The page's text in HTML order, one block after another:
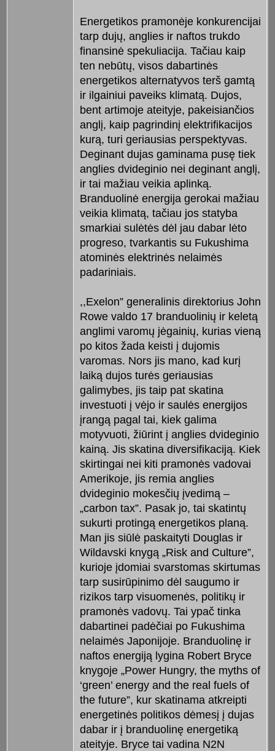
Energetikos pramonėje konkurencijai
tarp dujų, anglies ir naftos trukdo
finansinė spekuliacija. Tačiau kaip
ten nebūtų, visos dabartinės
energetikos alternatyvos terš gamtą
ir ilgainiui paveiks klimatą. Dujos,
bent artimoje ateityje, pakeisiančios
anglį, kaip pagrindinį elektrifikacijos
kurą, turi geriausias perspektyvas.
Deginant dujas gaminama pusę tiek
anglies dvideginio nei deginant anglį,
ir tai mažiau veikia aplinką.
Branduolinė energija gerokai mažiau
veikia klimatą, tačiau jos statyba
smarkiai sulėtės dėl jau dabar lėto
progreso, tvarkantis su Fukushima
atominės elektrinės nelaimės
padariniais.
,,Exelon” generalinis direktorius John
Rowe valdo 17 branduolinių ir keletą
anglimi varomų jėgainių, kurias vieną
po kitos žada keisti į dujomis
varomas. Nors jis mano, kad kurį
laiką dujos turės geriausias
galimybes, jis taip pat skatina
investuoti į vėjo ir saulės energijos
įrangą pagal tai, kiek galima
motyvuoti, žiūrint į anglies dvideginio
kainą. Jis skatina diversifikaciją. Kiek
skirtingai nei kiti pramonės vadovai
Amerikoje, jis remia anglies
dvideginio mokesčių įvedimą –
„carbon tax”. Pasak jo, tai skatintų
sukurti protingą energetikos planą.
Man jis siūlė paskaityti Douglas ir
Wildavski knygą „Risk and Culture”,
kurioje įdomiai svarstomas skirtumas
tarp susirūpinimo dėl saugumo ir
rizikos tarp visuomenės, politikų ir
pramonės vadovų. Tai ypač tinka
dabartinei padėčiai po Fukushima
nelaimės Japonijoje. Branduolinę ir
naftos energiją lygina Robert Bryce
knygoje „Power Hungry, the myths of
‘green’ energy and the real fuels of
the future”, kur skatinama atkreipti
energetinės politikos dėmesį į dujas
dabar ir į branduolinę energetiką
ateityje. Bryce tai vadina N2N